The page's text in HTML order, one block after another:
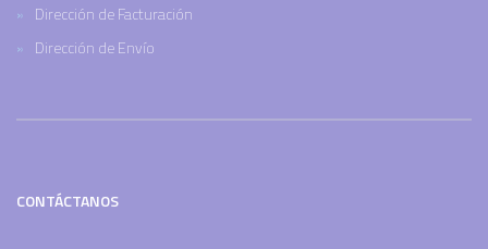
Dirección de Facturación
Dirección de Envío
CONTÁCTANOS